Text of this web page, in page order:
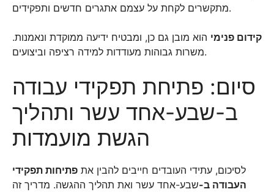
מתקשרים לקחת על עצמם אתגרים חדשים ותפקידים.
קידום פנימי הוא מובן גם כן, ומבטיח ידיעה ממוקדת ונאמנות.
משרות גבוהות מעודדות למידה רציפה וביצועים.
סיום: פתיחת תפקידי עבודה
ב-שבע-אחד עשר ותהליך
הגשת מועמדות
לסיכום, עתידי העובדים חייבים להבין את פתיחות תפקידי
העבודה ב-שבע-אחד עשר ואת תהליך ההגשה. מדריך זה